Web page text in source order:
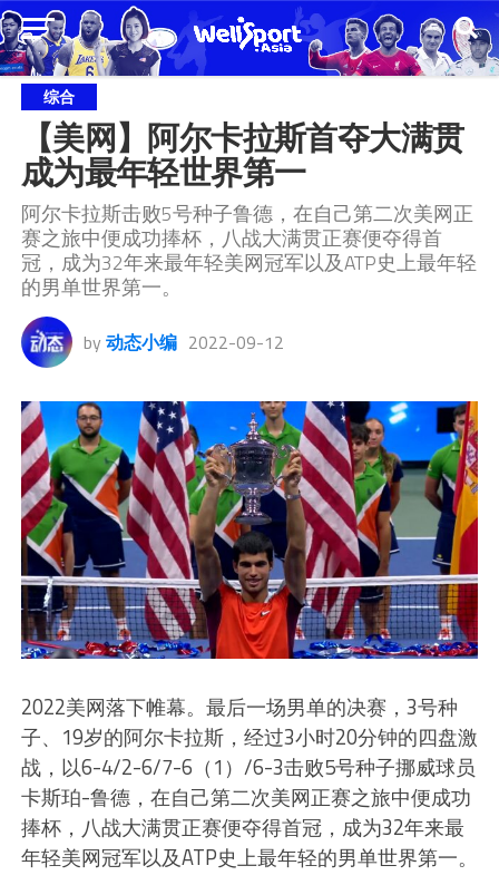
综合
【美网】阿尔卡拉斯首夺大满贯
成为最年轻世界第一
阿尔卡拉斯击败5号种子鲁德，在自己第二次美网正
赛之旅中便成功捧杯，八战大满贯正赛便夺得首
冠，成为32年来最年轻美网冠军以及ATP史上最年轻
的男单世界第一。
by 动态小编 2022-09-12
2022美网落下帷幕。最后一场男单的决赛，3号种
子、19岁的阿尔卡拉斯，经过3小时20分钟的四盘激
战，以6-4/2-6/7-6（1）/6-3击败5号种子挪威球员
卡斯珀-鲁德，在自己第二次美网正赛之旅中便成功
捧杯，八战大满贯正赛便夺得首冠，成为32年来最
年轻美网冠军以及ATP史上最年轻的男单世界第一。